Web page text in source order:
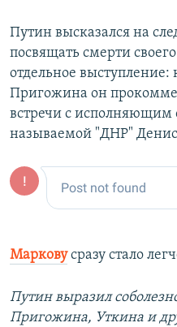
Путин высказался на
посвящать смерти
отдельное
Пригожина он
встречи с исполняющим
называемой "ДНР"
Марковусразу стало
Путин выразил
Пригожина, Уткина и